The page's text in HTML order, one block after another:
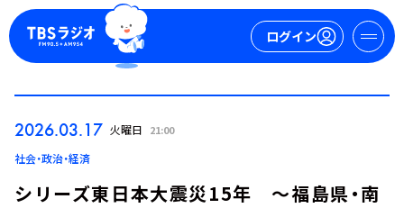
ログイン
2026.03.17 火曜日 21:00
社会・政治・経済
シリーズ東日本大震災15年 ～福島県・南